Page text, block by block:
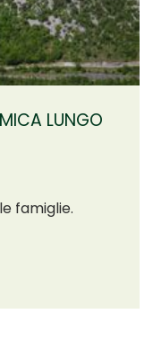
LUNGO
famiglie.